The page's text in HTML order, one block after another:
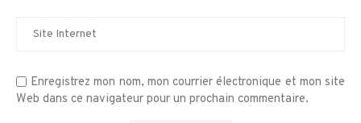
Enregistrez mon nom, mon courrier électronique et mon site
Web dans ce navigateur pour un prochain commentaire.